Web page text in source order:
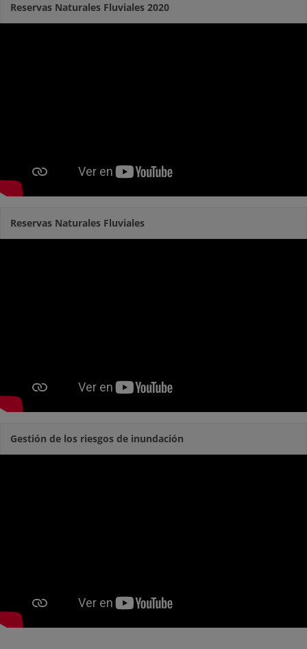
Reservas Naturales Fluviales 2020
Reservas Naturales Fluviales
Gestión de los riesgos de inundación